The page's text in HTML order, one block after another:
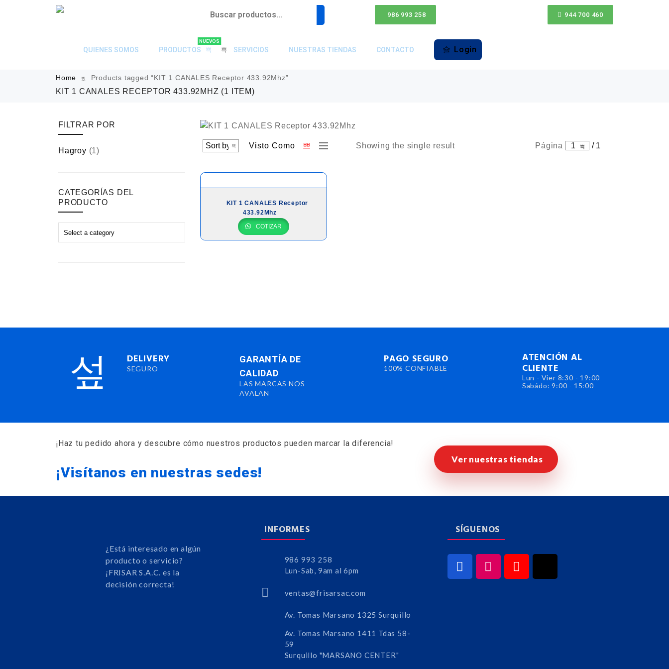
986 993 258 944 700 460
QUIENES SOMOS PRODUCTOS
NUEVOS
SERVICIOS NUESTRAS TIENDAS CONTACTO Login
Home Products tagged “KIT 1 CANALES Receptor 433.92Mhz”
KIT 1 CANALES RECEPTOR 433.92MHZ (1 ITEM)
FILTRAR POR
Hagroy (1)
CATEGORÍAS DEL
PRODUCTO
Visto Como Showing the single result Página 1 / 1
KIT 1 CANALES Receptor
433.92Mhz
COTIZAR
DELIVERY
SEGURO
GARANTÍA DE
CALIDAD
LAS MARCAS NOS
AVALAN
PAGO SEGURO
100% CONFIABLE
ATENCIÓN AL
CLIENTE
Lun - Vier 8:30 - 19:00
Sabádo: 9:00 - 15:00
¡Haz tu pedido ahora y descubre cómo nuestros productos pueden marcar la diferencia!
¡Visítanos en nuestras sedes!
Ver nuestras tiendas
¿Está interesado en algún
producto o servicio?
¡FRISAR S.A.C. es la
decisión correcta!
INFORMES
986 993 258
Lun-Sab, 9am al 6pm
ventas@frisarsac.com
Av. Tomas Marsano 1325 Surquillo
Av. Tomas Marsano 1411 Tdas 58-
59
Surquillo "MARSANO CENTER"
SÍGUENOS